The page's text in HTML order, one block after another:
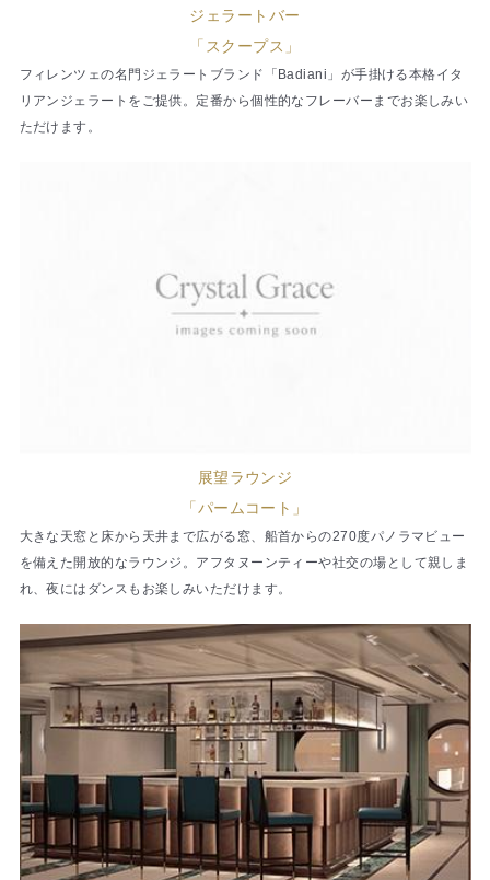
ジェラートバー
「スクープス」
フィレンツェの名門ジェラートブランド「Badiani」が手掛ける本格イタ
リアンジェラートをご提供。定番から個性的なフレーバーまでお楽しみい
ただけます。
展望ラウンジ
「パームコート」
大きな天窓と床から天井まで広がる窓、船首からの270度パノラマビュー
を備えた開放的なラウンジ。アフタヌーンティーや社交の場として親しま
れ、夜にはダンスもお楽しみいただけます。